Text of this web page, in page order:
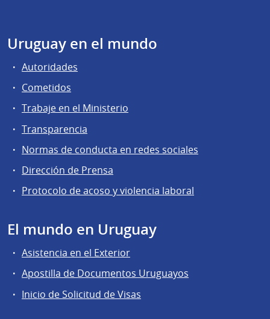
Uruguay en el mundo
Autoridades
Cometidos
Trabaje en el Ministerio
Transparencia
Normas de conducta en redes sociales
Dirección de Prensa
Protocolo de acoso y violencia laboral
El mundo en Uruguay
Asistencia en el Exterior
Apostilla de Documentos Uruguayos
Inicio de Solicitud de Visas